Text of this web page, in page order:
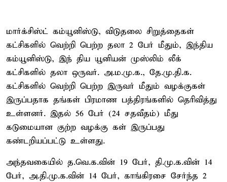
மார்க்சிஸ்ட் கம்யூனிஸ்டு, விடுதலை சிறுத்தைகள்
கட்சிகளில் வெற்றி பெற்ற தலா 2 பேர் மீதும், இந்திய
கம்யூனிஸ்டு, இந் திய யூனியன் முஸ்லிம் லீக்
கட்சிகளில் தலா ஒருவர். அ.ம.மு.க., தே.மு.தி.க.
கட்சிகளில் வெற்றி பெற்ற இருவர் மீதும் வழக்குகள்
இருப்பதாக தங்கள் பிரமாண பத்திரங்களில் தெரிவித்து
உள்ளனர். இதல் 56 பேர் (24 சதவீதம்) மீது
கடுமையான குற்ற வழக்கு கள் இருப்பது
கண்டறியப்பட்டு உள்ளது.
அந்தவகையில் த.வெ.க.வின் 19 பேர், தி.மு.க.வின் 14
பேர், அ.தி.மு.க.வின் 14 பேர், காங்கிரசை சேர்ந்த 2